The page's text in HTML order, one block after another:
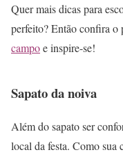
Quer mais dicas para
perfeito? Então confira o
campoe inspire-se!
Sapato da noiva
Além do sapato ser
local da festa. Como sua